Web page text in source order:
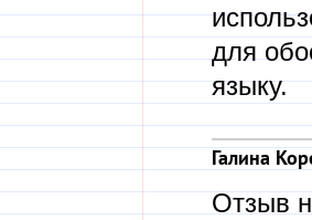
для
языку.
Галина
Отзыв